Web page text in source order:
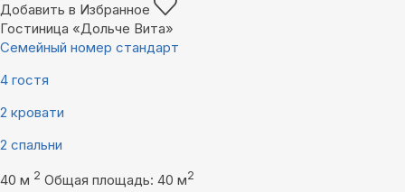
Добавить в Избранное
Гостиница «Дольче Вита»
Семейный номер стандарт
4 гостя
2 кровати
2 спальни
40 м 2 Общая площадь: 40 м2